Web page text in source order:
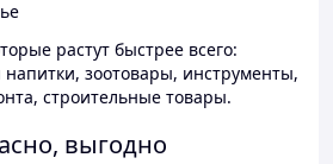
растут быстрее всего:
зоотовары, инструменты,
строительные товары.
выгодно